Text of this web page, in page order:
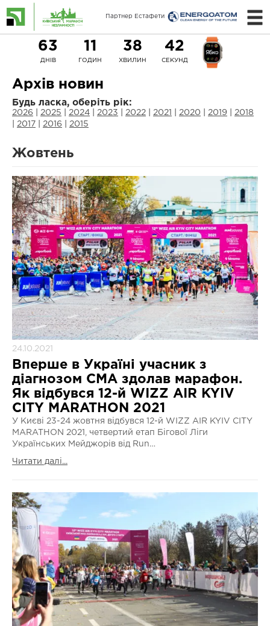
Партнер Естафети
Титульний партнер
Ліги
63
ДНІВ
11
ГОДИН
38
ХВИЛИН
41
СЕКУНД
Архів новин
Будь ласка, оберіть рік:
2026 2025 2024 2023 2022 2021 2020 2019
2018
2017 2016 2015
Жовтень
24.10.2021
Вперше в Україні учасник з
діагнозом СМА здолав марафон.
Як відбувся 12-й WIZZ AIR KYIV
CITY MARATHON 2021
У Києві 23-24 жовтня відбувся 12-й WIZZ AIR KYIV CITY
MARATHON 2021, четвертий етап Бігової Ліги
Українських Мейджорів від Run…
Читати далі...